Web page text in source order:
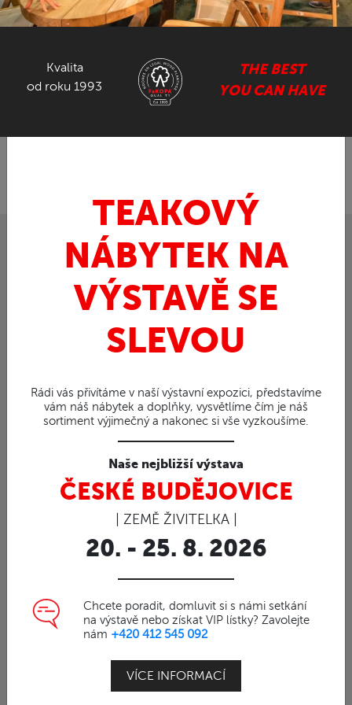
Kvalita
od roku 1993
THE BEST
YOU CAN HAVE
TEAKOVÝ
NÁBYTEK NA
VÝSTAVĚ SE
SLEVOU
Rádi vás přivítáme v naší výstavní expozici, představíme
vám náš nábytek a doplňky, vysvětlíme čím je náš
sortiment výjimečný a nakonec si vše vyzkoušíme.
Naše nejbližší výstava
ČESKÉ BUDĚJOVICE
| ZEMĚ ŽIVITELKA |
20. - 25. 8. 2026
Chcete poradit, domluvit si s námi setkání
na výstavě nebo získat VIP lístky? Zavolejte
nám +420 412 545 092
VÍCE INFORMACÍ
NÁBYTEK ZE SUARU
GASTRO NÁBYTEK
92%
Obj. číslo | 4110
ELEGANTE SET II - sestava
Teaková zahradní sestava
180cm) v kombinaci 6x křeslo Paris.
Zahradní křesloParis je nejpevnějším
z naší nabídky křesel.
Je populární nejenom svojí pevností a stabilitou,
Jednoduchým způsobem lze stohovat 4